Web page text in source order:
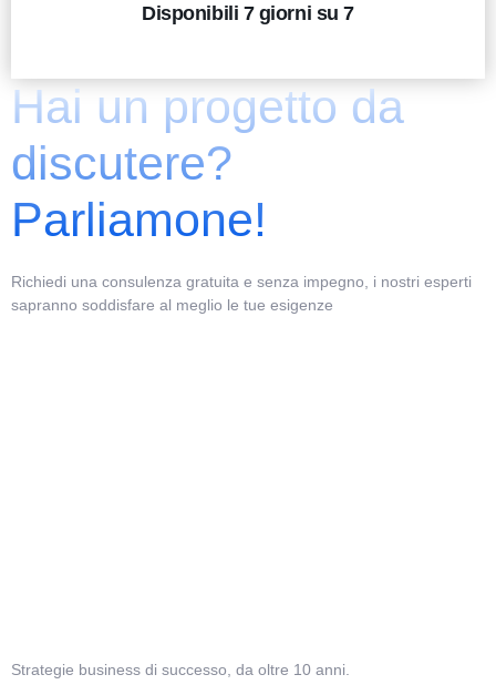
Disponibili 7 giorni su 7
Hai un progetto da
discutere?
Parliamone!
Richiedi una consulenza gratuita e senza impegno, i nostri esperti
sapranno soddisfare al meglio le tue esigenze
Strategie business di successo, da oltre 10 anni.